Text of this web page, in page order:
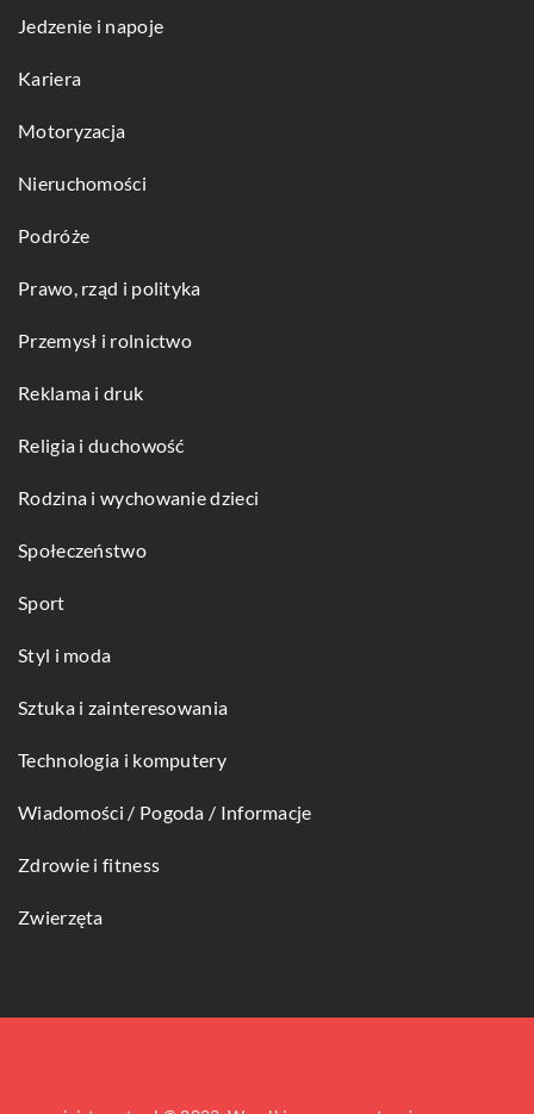
Jedzenie i napoje
Kariera
Motoryzacja
Nieruchomości
Podróże
Prawo, rząd i polityka
Przemysł i rolnictwo
Reklama i druk
Religia i duchowość
Rodzina i wychowanie dzieci
Społeczeństwo
Sport
Styl i moda
Sztuka i zainteresowania
Technologia i komputery
Wiadomości / Pogoda / Informacje
Zdrowie i fitness
Zwierzęta